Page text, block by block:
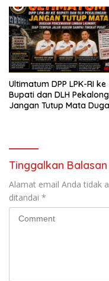
Ultimatum DPP LPK-RI ke
Bupati dan DLH
Jangan Tutup Mata
Tinggalkan Balasan
Alamat email Anda tidak
ditandai *